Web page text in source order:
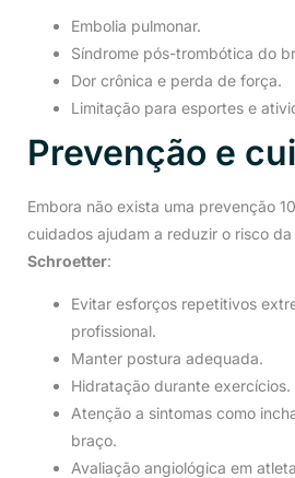
Embolia pulmonar.
Síndrome pós-trombótica do
Dor crônica e perda de força.
Limitação para esportes e
Prevenção e
Embora não exista uma prevenção
cuidados ajudam a reduzir o risco da
Schroetter:
Evitar esforços repetitivos
profissional.
Manter postura adequada.
Hidratação durante exercícios.
Atenção a sintomas como
braço.
Avaliação angiológica em